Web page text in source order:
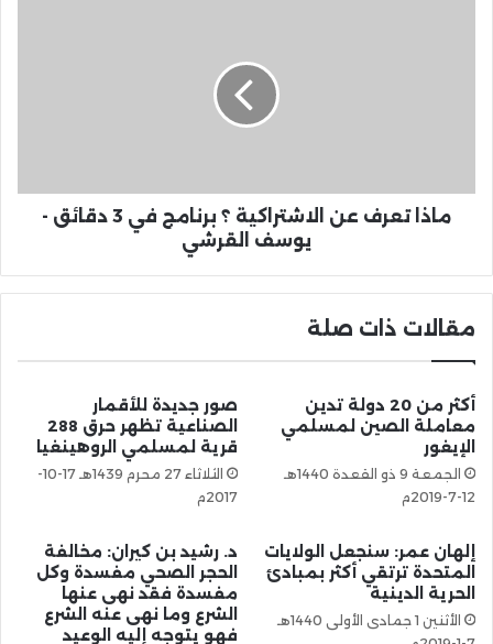
ماذا تعرف عن الاشتراكية ؟ برنامج في 3 دقائق -
يوسف القرشي
مقالات ذات صلة
أكثر من 20 دولة تدين
معاملة الصين لمسلمي
الإيغور
الجمعة 9 ذو القعدة 1440هـ
12-7-2019م
صور جديدة للأقمار
الصناعية تظهر حرق 288
قرية لمسلمي الروهينغيا
الثلاثاء 27 محرم 1439هـ 17-10-
2017م
إلهان عمر: سنجعل الولايات
المتحدة ترتقي أكثر بمبادئ
الحرية الدينية
الأثنين 1 جمادى الأولى 1440هـ
د. رشيد بن كيران: مخالفة
الحجر الصحي مفسدة وكل
مفسدة فقد نهى عنها
الشرع وما نهى عنه الشرع
فهو يتوجه إليه الوعيد